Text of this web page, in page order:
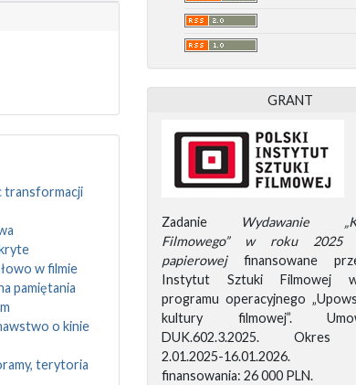
transformacji
w filmie
pamiętania
o kinie
terytoria
GRANT
Zadanie
Wydawanie
Filmowego” w roku
papierowejfinansowane
Instytut Sztuki Filmowej
programu operacyjnego
kultury filmowej”.
DUK.602.3.2025. Okres
2.01.2025-16.01.2026.
finansowania: 26 000 PLN.